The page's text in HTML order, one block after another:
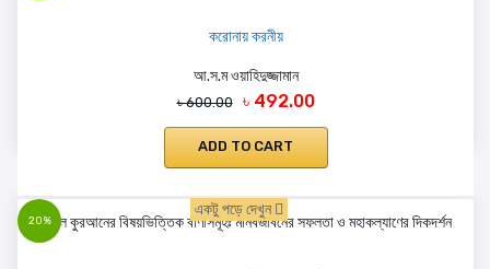
করোনায় করনীয়
আ.স.ম ওয়াহিদুজ্জামান
৳ 600.00 ৳ 492.00
ADD TO CART
20%
একটু পড়ে দেখুন